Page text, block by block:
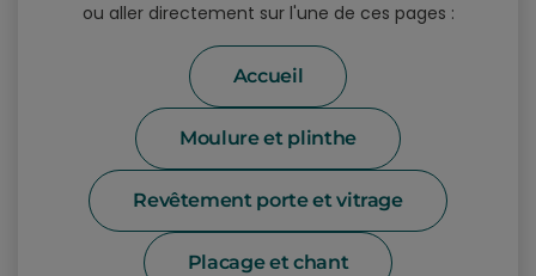
ou aller directement sur l'une de ces pages :
Accueil
Moulure et plinthe
Revêtement porte et vitrage
Placage et chant